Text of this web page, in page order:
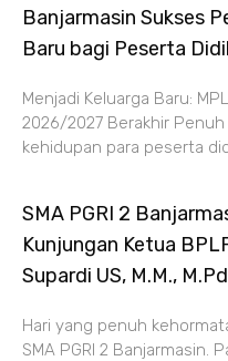
Banjarmasin Sukses
Baru bagi Peserta
Menjadi Keluarga Baru:
2026/2027 Berakhir
kehidupan para peserta
SMA PGRI 2
Kunjungan Ketua
Supardi US, M.M.,
Hari yang penuh
SMA PGRI 2 Banjarmasin.